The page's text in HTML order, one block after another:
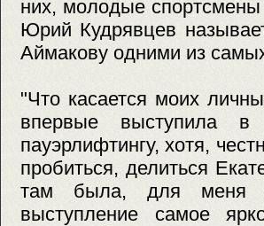
них, молодые спортсмены
Юрий Кудрявцев
Аймакову одними из
"Что касается моих
впервые выступила
пауэрлифтингу, хотя,
пробиться, делиться
там была, для меня
выступление самое